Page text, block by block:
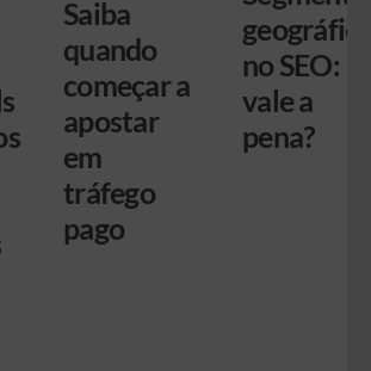
Saiba
quando
começar a
apostar
em
tráfego
pago
no SEO:
vale a
pena?